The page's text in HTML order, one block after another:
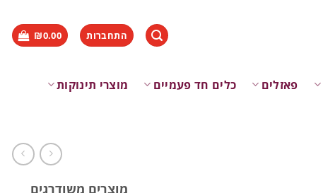
התחברות ₪0.00
פאזלים כלים חד פעמיים
מוצרי תינוקות
מוצרים משודרגים